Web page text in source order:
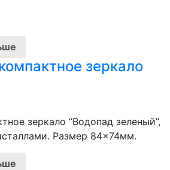
зеркало
зеркало “Водопад зеленый ”,
Размер 84×74мм.